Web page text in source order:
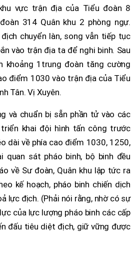
vực trận địa của Tiểu đoàn 8
314 Quân khu 2 phòng ngự.
chuyển làn, song vẫn tiếp tục
vào trận địa ta để nghi binh. Sau
khoảng 1trung đoàn tăng cường
điểm 1030 vào trận địa của Tiểu
Tân. Vị Xuyên.
và chuẩn bị sẵn phần tử vào các
khai đội hình tấn công trước
dài về phía cao điểm 1030, 1250,
quan sát pháo binh, bộ binh đều
về Sư đoàn, Quân khu lập tức ra
kế hoạch, pháo binh chiến dịch
lực địch. (Phải nói rằng, nhờ có sự
của lực lượng pháo binh các cấp
đấu tiêu diệt địch, giữ vững được